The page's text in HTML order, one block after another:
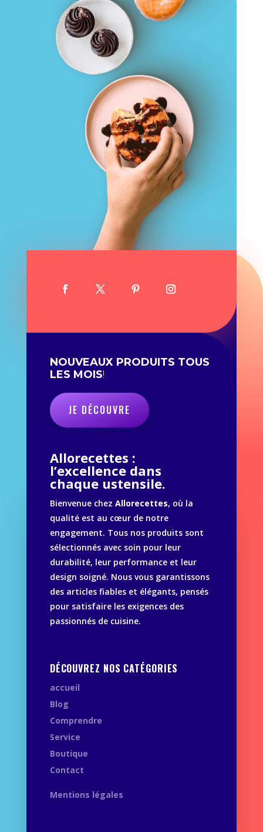
NOUVEAUX PRODUITS TOUS
LES MOIS!
JE DÉCOUVRE
Allorecettes :
l’excellence dans
chaque ustensile.
Bienvenue chez Allorecettes, où la
qualité est au cœur de notre
engagement. Tous nos produits sont
sélectionnés avec soin pour leur
durabilité, leur performance et leur
design soigné. Nous vous garantissons
des articles fiables et élégants, pensés
pour satisfaire les exigences des
passionnés de cuisine.
DÉCOUVREZ NOS CATÉGORIES
accueil
Blog
Comprendre
Service
Boutique
Contact
Mentions légales